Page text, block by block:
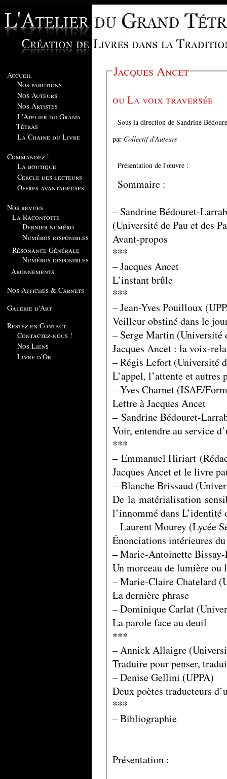
Accueil
Nos parutions
Nos Auteurs
Nos Artistes
L'Atelier du Grand
Tétras
La Chaine du Livre
Commandez !
La boutique
Cercle des lecteurs
Offres avantageuses
Nos revues
La Racontotte
Dernier numéro
Numéros disponibles
Résonance Générale
Numéros disponibles
Abonnements
Nos Affiches & Carnets
Galerie d'Art
Restez en Contact
Contactez-nous !
Nos Liens
Livre d'Or
Jacques Ancet
ou La voix traversée
Sous la direction de Sandrine
par Collectif d'Auteurs
Présentation de l'œuvre :
Sommaire :
– Sandrine Bédouret-
(Université de Pau et des
Avant-propos
***
– Jacques Ancet
L’instant brûle
***
– Jean-Yves Pouilloux
Veilleur obstiné dans le
– Serge Martin (Université
Jacques Ancet : la voix-
– Régis Lefort (Université
L’appel, l’attente et
– Yves Charnet (ISAE/
Lettre à Jacques Ancet
– Sandrine Bédouret-
Voir, entendre au service
***
– Emmanuel Hiriart
Jacques Ancet et le livre
– Blanche Brissaud
De la matérialisation
l’innommé dans L’identité
– Laurent Mourey (Lycée
Énonciations intérieures
– Marie-Antoinette
Un morceau de lumière ou
– Marie-Claire Chatelard
La dernière phrase
– Dominique Carlat
La parole face au deuil
***
– Annick Allaigre
Traduire pour penser,
– Denise Gellini (UPPA)
Deux poètes traducteurs
***
– Bibliographie
Présentation :